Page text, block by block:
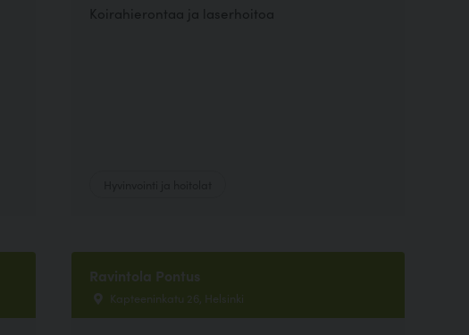
Koirahierontaa ja laserhoitoa
Ravintola Pontus
Kapteeninkatu 26, Helsinki